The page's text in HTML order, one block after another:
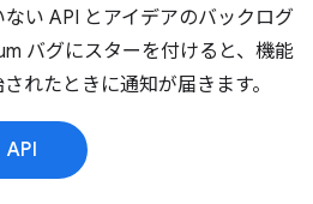
い API とアイデアのバックログ
バグにスターを付けると、機能
れたときに通知が届きます。
API